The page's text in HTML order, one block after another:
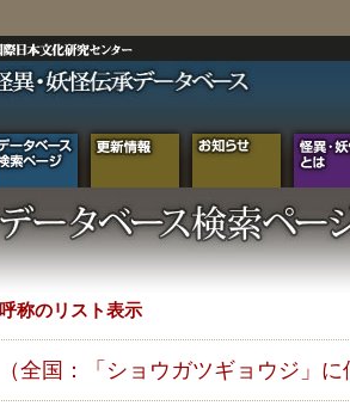
呼称のリスト表示
（全国：「ショウガツギョウジ」